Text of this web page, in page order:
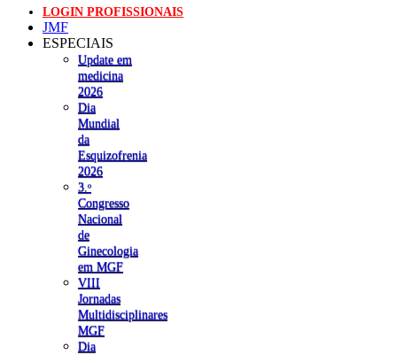
LOGIN PROFISSIONAIS
JMF
ESPECIAIS
Update em
medicina
2026
Dia
Mundial
da
Esquizofrenia
2026
3.ᵒ
Congresso
Nacional
de
Ginecologia
em MGF
VIII
Jornadas
Multidisciplinares
MGF
Dia